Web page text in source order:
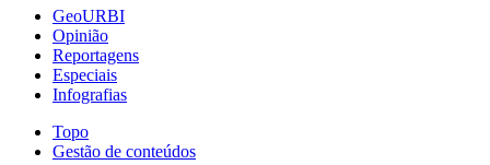
GeoURBI
Opinião
Reportagens
Especiais
Infografias
Topo
Gestão de conteúdos